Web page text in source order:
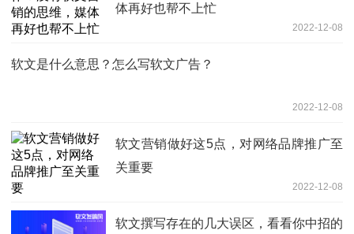
体再好也帮不上忙
2022-12-08
软文是什么意思？怎么写软文广告？
2022-12-08
软文营销做好这5点，对网络品牌推广至
关重要
2022-12-08
软文撰写存在的几大误区，看看你中招的